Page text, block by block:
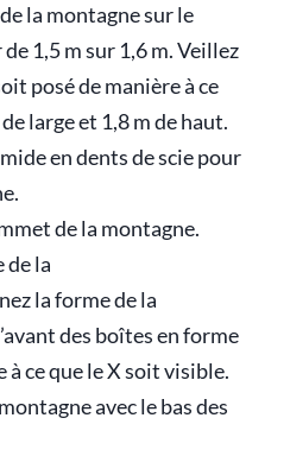
la montagne sur le
1,5 m sur 1,6 m. Veillez
posé de manière à ce
large et 1,8 m de haut.
en dents de scie pour
de la montagne.
de la
la forme de la
des boîtes en forme
ce que le X soit visible.
avec le bas des